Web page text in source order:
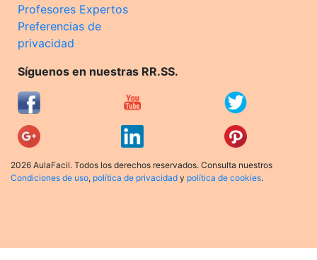
Profesores Expertos
Preferencias de
privacidad
Síguenos en nuestras RR.SS.
2026 AulaFacil. Todos los derechos reservados. Consulta nuestros
Condiciones de uso, política de privacidad y política de cookies.